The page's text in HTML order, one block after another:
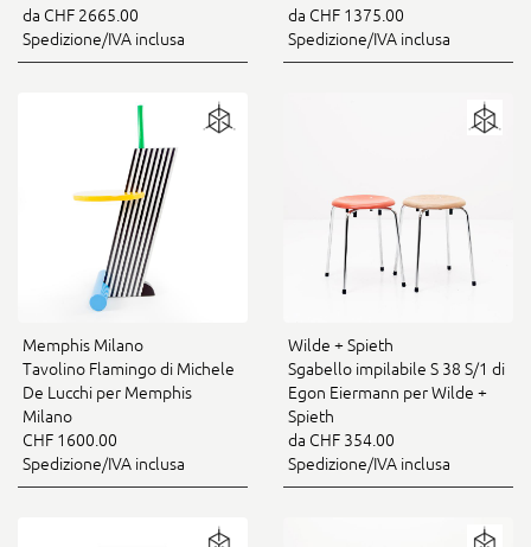
da CHF 2665.00
Spedizione/IVA inclusa
da CHF 1375.00
Spedizione/IVA inclusa
Memphis Milano
Tavolino Flamingo di Michele
De Lucchi per Memphis
Milano
CHF 1600.00
Spedizione/IVA inclusa
Wilde + Spieth
Sgabello impilabile S 38 S/1 di
Egon Eiermann per Wilde +
Spieth
da CHF 354.00
Spedizione/IVA inclusa